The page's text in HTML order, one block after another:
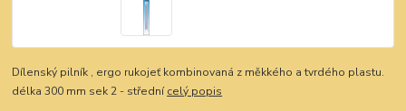
Dílenský pilník , ergo rukojeť kombinovaná z měkkého a tvrdého plastu.
délka 300 mm sek 2 - střednícelý popis